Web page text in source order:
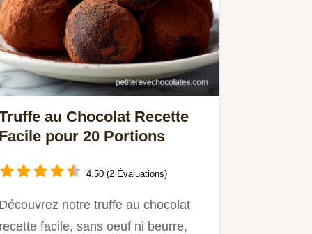
au Chocolat Recette
pour 20 Portions
4.50 (2 Évaluations)
notre truffe au chocolat
facile, sans oeuf ni beurre,